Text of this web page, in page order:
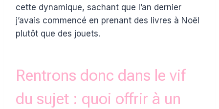
cette dynamique, sachant que l’an dernier
j’avais commencé en prenant des livres à Noël
plutôt que des jouets.
Rentrons donc dans le vif
du sujet : quoi offrir à un